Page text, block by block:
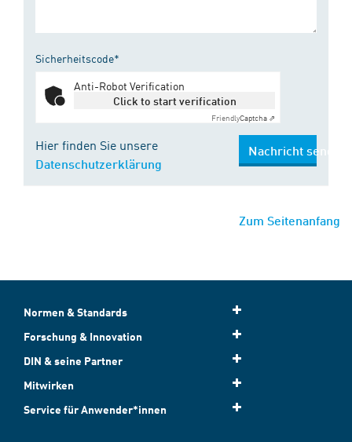
Sicherheitscode*
Anti-Robot Verification
Click to start verification
FriendlyCaptcha ⇗
Hier finden Sie unsere
Datenschutzerklärung
Nachricht senden
Zum Seitenanfang
Normen & Standards
Forschung & Innovation
DIN & seine Partner
Mitwirken
Service für Anwender*innen